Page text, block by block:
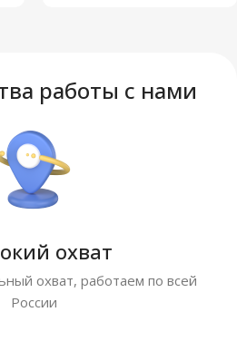
работы с нами
охват
охват, работаем по всей
России